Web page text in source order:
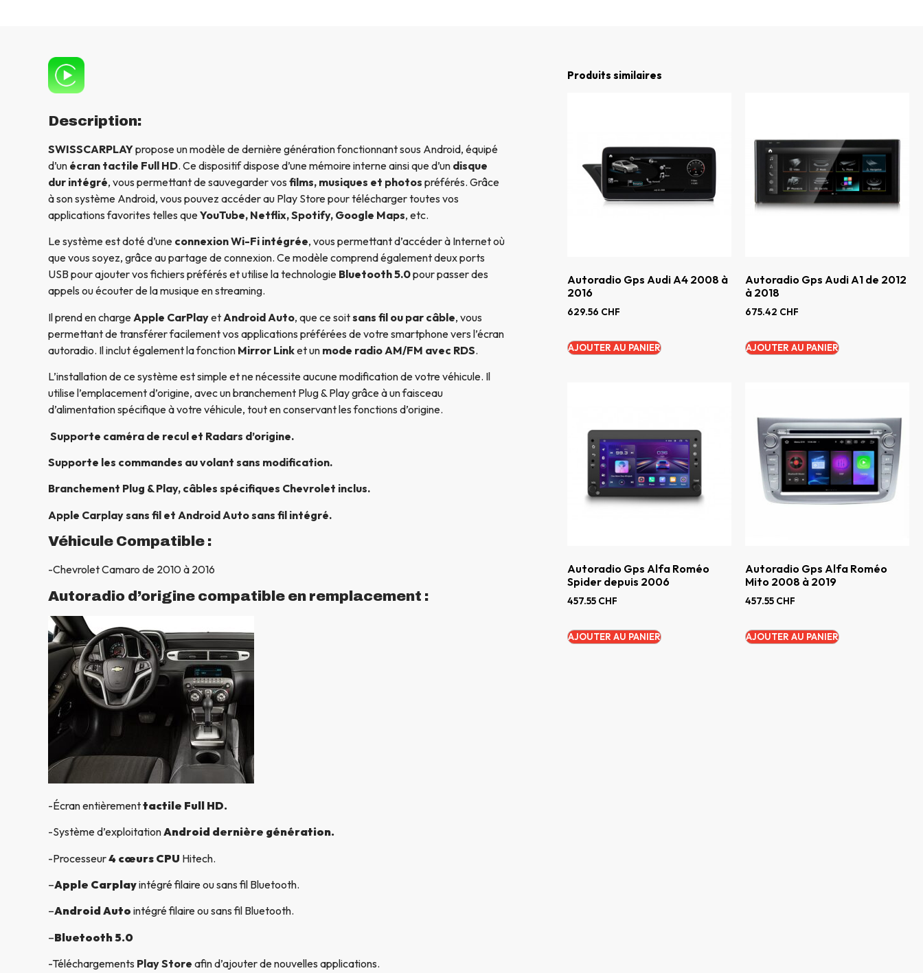
Description:
SWISSCARPLAYpropose un modèle de dernière génération fonctionnant sous Android, équipé
d’un écran tactile Full HD. Ce dispositif dispose d’une mémoire interne ainsi que d’un disque
dur intégré, vous permettant de sauvegarder vos films, musiques et photos préférés. Grâce
à son système Android, vous pouvez accéder au Play Store pour télécharger toutes vos
applications favorites telles queYouTube, Netflix, Spotify, Google Maps, etc.
Le système est doté d’une connexion Wi-Fi intégrée, vous permettant d’accéder à Internet où
que vous soyez, grâce au partage de connexion. Ce modèle comprend également deux ports
USB pour ajouter vos fichiers préférés et utilise la technologie Bluetooth 5.0pour passer des
appels ou écouter de la musique en streaming.
Il prend en charge Apple CarPlayet Android Auto, que ce soitsans fil ou par câble, vous
permettant de transférer facilement vos applications préférées de votre smartphone vers l’écran
autoradio. Il inclut également la fonction Mirror Linket un mode radio AM/FM avec RDS.
L’installation de ce système est simple et ne nécessite aucune modification de votre véhicule. Il
utilise l’emplacement d’origine, avec un branchement Plug & Play grâce à un faisceau
d’alimentation spécifique à votre véhicule, tout en conservant les fonctions d’origine.
Supporte caméra de recul et Radars d’origine.
Supporte les commandes au volant sans modification.
Branchement Plug & Play, câbles spécifiques Chevrolet inclus.
Apple Carplay sans fil et Android Auto sans fil intégré.
Véhicule Compatible :
-Chevrolet Camaro de 2010 à 2016
Autoradio d’origine compatible en remplacement :
-Écran entièrementtactile Full HD.
-Système d’exploitationAndroid dernière génération.
-Processeur4 cœurs CPU Hitech.
–Apple Carplayintégré filaire ou sans fil Bluetooth.
–Android Auto intégré filaire ou sans fil Bluetooth.
–Bluetooth 5.0
-Téléchargements Play Store afin d’ajouter de nouvelles applications.
Produits similaires
Autoradio Gps Audi A4 2008 à
2016
629.56 CHF
AJOUTER AU PANIER
Autoradio Gps Audi A1 de 2012
à 2018
675.42 CHF
AJOUTER AU PANIER
Autoradio Gps Alfa Roméo
Spider depuis 2006
457.55 CHF
AJOUTER AU PANIER
Autoradio Gps Alfa Roméo
Mito 2008 à 2019
457.55 CHF
AJOUTER AU PANIER